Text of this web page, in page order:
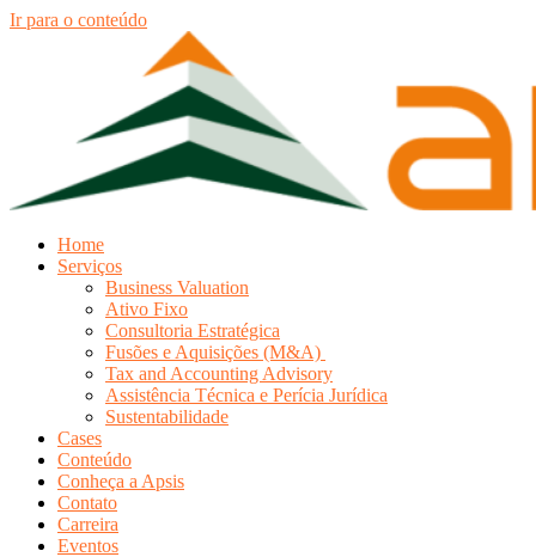
Ir para o conteúdo
Home
Serviços
Business Valuation
Ativo Fixo
Consultoria Estratégica
Fusões e Aquisições (M&A)
Tax and Accounting Advisory
Assistência Técnica e Perícia Jurídica
Sustentabilidade
Cases
Conteúdo
Conheça a Apsis
Contato
Carreira
Eventos